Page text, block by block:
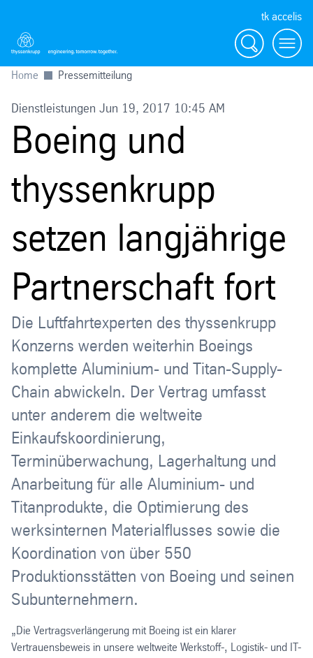
tk accelis
Suche
Menü
Home Pressemitteilung
Dienstleistungen Jun 19, 2017 10:45 AM
Boeing und
thyssenkrupp
setzen langjährige
Partnerschaft fort
Die Luftfahrtexperten des thyssenkrupp
Konzerns werden weiterhin Boeings
komplette Aluminium- und Titan-Supply-
Chain abwickeln. Der Vertrag umfasst
unter anderem die weltweite
Einkaufskoordinierung,
Terminüberwachung, Lagerhaltung und
Anarbeitung für alle Aluminium- und
Titanprodukte, die Optimierung des
werksinternen Materialflusses sowie die
Koordination von über 550
Produktionsstätten von Boeing und seinen
Subunternehmern.
„Die Vertragsverlängerung mit Boeing ist ein klarer
Vertrauensbeweis in unsere weltweite Werkstoff-, Logistik- und IT-